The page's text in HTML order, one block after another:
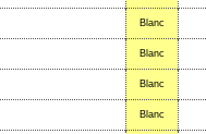
Blanc
Blanc
Blanc
Blanc